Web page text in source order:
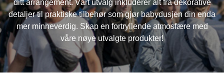
ditt arrangement. Vårt utvalg inkluderer alt fra dekorative
detaljer til praktiske tilbehør som gjør babydusjen din enda
mer minneverdig. Skap en fortryllende atmosfære med
våre nøye utvalgte produkter!